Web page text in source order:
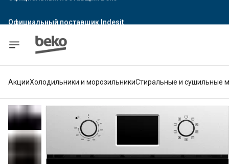
Официальный поставщик Hotpoint
АкцииХолодильники и морозильникиСтиральные и сушильные